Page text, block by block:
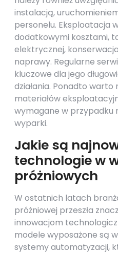
instalacją,
personelu. Eksploatacja
dodatkowymi kosztami,
elektrycznej,
naprawy. Regularne
kluczowe dla jego
działania. Ponadto
materiałów
wymagane w
wyparki.
Jakie są
technologie w
próżniowych
W ostatnich latach
próżniowej przeszła
innowacjom
modele wyposażone są
systemy automatyzacji,